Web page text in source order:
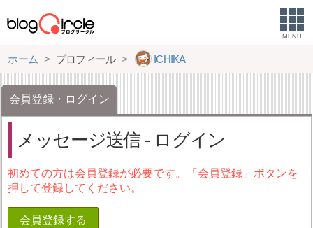
MENU
ホーム プロフィール ICHIKA
会員登録・ログイン
メッセージ送信 - ログイン
初めての方は会員登録が必要です。「会員登録」ボタンを
押して登録してください。
会員登録する